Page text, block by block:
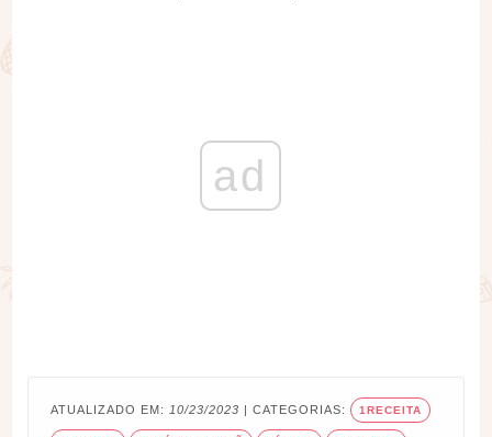
ad
ATUALIZADO EM: 10/23/2023 | CATEGORIAS: 1RECEITA